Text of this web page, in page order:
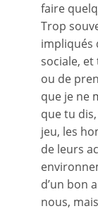
faire
Trop
impliqués
sociale,
ou de
que je ne
que tu
jeu, les
de leurs
d’un bon
nous,